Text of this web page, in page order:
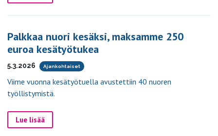
Palkkaa nuori kesäksi, maksamme 250
euroa kesätyötukea
5.3.2026 Ajankohtaiset
Viime vuonna kesätyötuella avustettiin 40 nuoren
työllistymistä.
Lue lisää